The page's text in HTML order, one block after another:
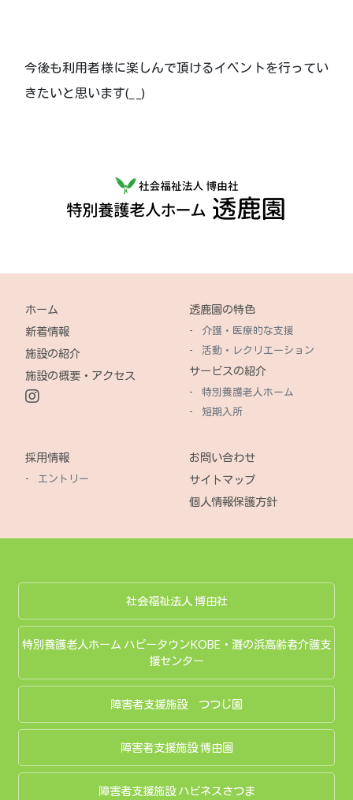
今後も利用者様に楽しんで頂けるイベントを行ってい
きたいと思います(_ _)
ホーム
新着情報
施設の紹介
施設の概要・アクセス
透鹿園の特色
介護・医療的な支援
活動・レクリエーション
サービスの紹介
特別養護老人ホーム
短期入所
採用情報
エントリー
お問い合わせ
サイトマップ
個人情報保護方針
社会福祉法人 博由社
特別養護老人ホーム ハピータウンKOBE・灘の浜高齢者介護支
援センター
障害者支援施設 つつじ園
障害者支援施設 博由園
障害者支援施設 ハピネスさつま